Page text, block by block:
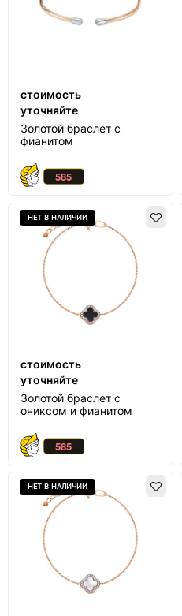
стоимость
уточняйте
Золотой браслет с
фианитом
НЕТ В НАЛИЧИИ
стоимость
уточняйте
Золотой браслет с
ониксом и фианитом
НЕТ В НАЛИЧИИ